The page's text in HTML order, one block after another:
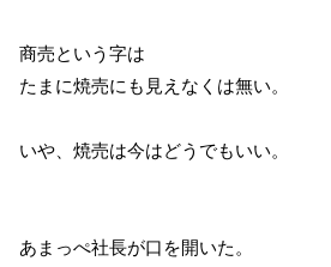
商売という字は
たまに焼売にも見えなくは無い。
いや、焼売は今はどうでもいい。
あまっぺ社長が口を開いた。